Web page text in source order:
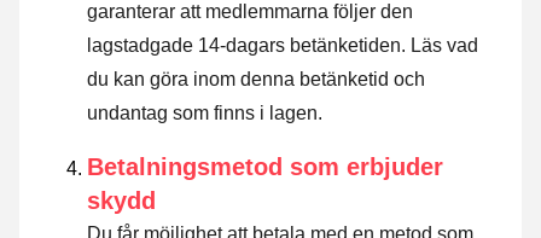
garanterar att medlemmarna följer den
lagstadgade 14-dagars betänketiden. Läs vad
du kan göra inom denna betänketid och
undantag som finns i lagen.
Betalningsmetod som erbjuder
skydd